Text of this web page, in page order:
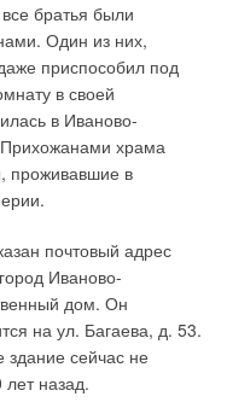
братья были
Один из них,
приспособил под
в своей
в Иваново-
храма
проживавшие в
почтовый адрес
Иваново-
дом. Он
на ул. Багаева, д. 53.
здание сейчас не
назад.